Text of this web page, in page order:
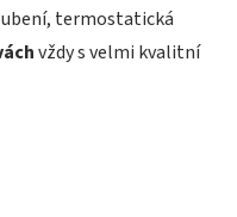
termostatická
vždy s velmi kvalitní